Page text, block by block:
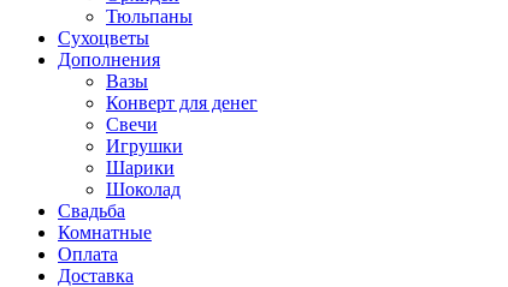
Тюльпаны
Сухоцветы
Дополнения
Вазы
Конверт для денег
Свечи
Игрушки
Шарики
Шоколад
Свадьба
Комнатные
Оплата
Доставка